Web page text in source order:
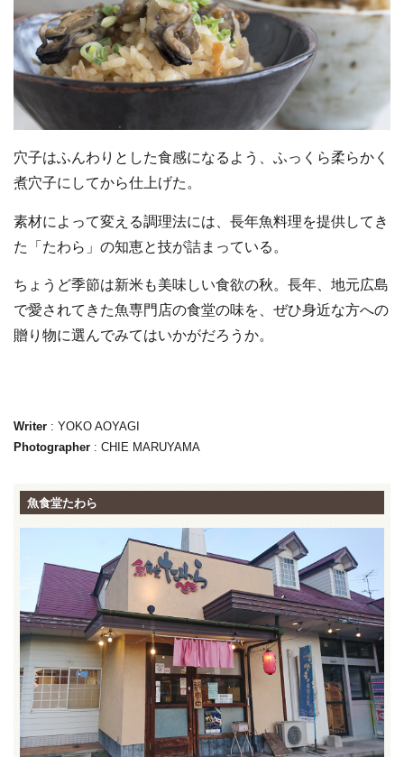
穴子はふんわりとした食感になるよう、ふっくら柔らかく
煮穴子にしてから仕上げた。
素材によって変える調理法には、長年魚料理を提供してき
た「たわら」の知恵と技が詰まっている。
ちょうど季節は新米も美味しい食欲の秋。長年、地元広島
で愛されてきた魚専門店の食堂の味を、ぜひ身近な方への
贈り物に選んでみてはいかがだろうか。
Writer: YOKO AOYAGI
Photographer: CHIE MARUYAMA
魚食堂たわら